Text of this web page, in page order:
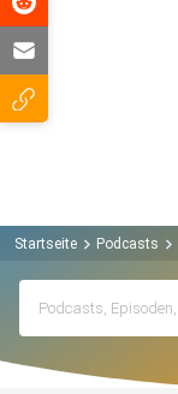
Startseite Podcasts